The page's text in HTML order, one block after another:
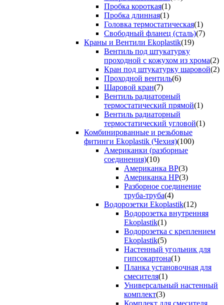
Пробка короткая(1)
Пробка длинная(1)
Головка термостатическая(1)
Свободный фланец (сталь)(7)
Краны и Вентили Ekoplastik(19)
Вентиль под штукатурку
проходной с кожухом из хрома(2)
Кран под штукатурку шаровой(2)
Проходной вентиль(6)
Шаровой кран(7)
Вентиль радиаторный
термостатический прямой(1)
Вентиль радиаторный
термостатический угловой(1)
Комбинированные и резьбовые
фитинги Ekoplastik (Чехия)(100)
Американки (разборные
соединения)(10)
Американка ВР(3)
Американка НР(3)
Разборное соединение
труба-труба(4)
Водорозетки Ekoplastik(12)
Водорозетка внутренняя
Ekoplastik(1)
Водорозетка с креплением
Ekoplastik(5)
Настенный угольник для
гипсокартона(1)
Планка установочная для
смесителя(1)
Универсальный настенный
комплект(3)
Комплект для смесителя